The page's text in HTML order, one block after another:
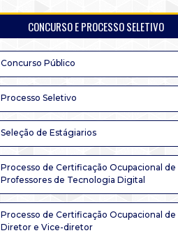
CONCURSO E PROCESSO SELETIVO
Concurso Público
Processo Seletivo
Seleção de Estágiarios
Processo de Certificação Ocupacional de
Professores de Tecnologia Digital
Processo de Certificação Ocupacional de
Diretor e Vice-diretor